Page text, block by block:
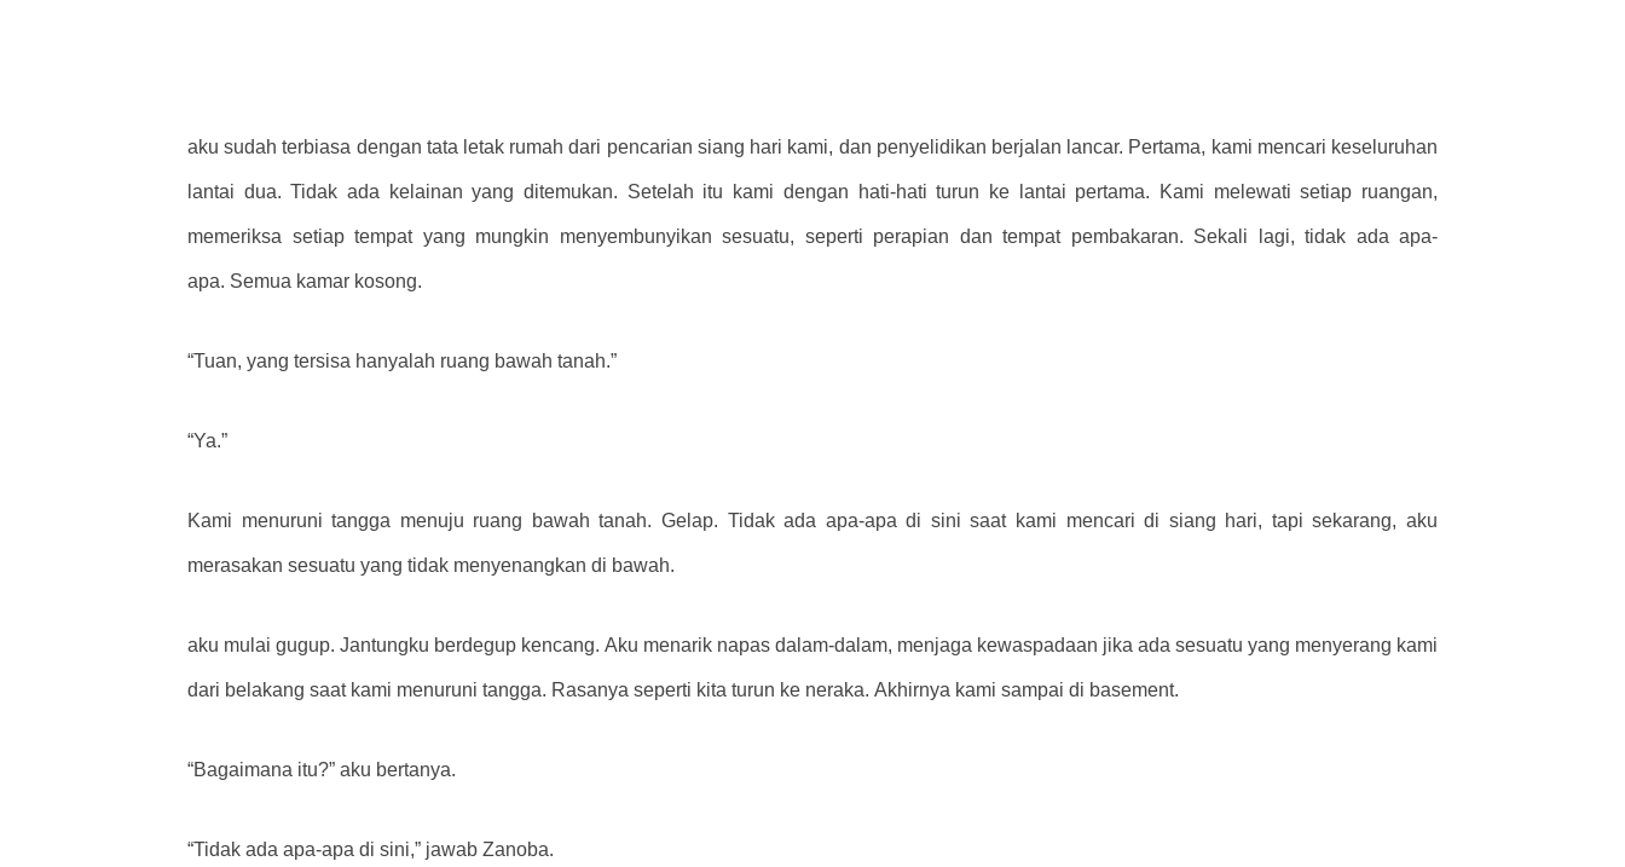
aku sudah terbiasa dengan tata letak rumah dari pencarian siang hari kami, dan penyelidikan berjalan lancar. Pertama, kami mencari keseluruhan
lantai dua. Tidak ada kelainan yang ditemukan. Setelah itu kami dengan hati-hati turun ke lantai pertama. Kami melewati setiap ruangan,
memeriksa setiap tempat yang mungkin menyembunyikan sesuatu, seperti perapian dan tempat pembakaran. Sekali lagi, tidak ada apa-
apa. Semua kamar kosong.
“Tuan, yang tersisa hanyalah ruang bawah tanah.”
“Ya.”
Kami menuruni tangga menuju ruang bawah tanah. Gelap. Tidak ada apa-apa di sini saat kami mencari di siang hari, tapi sekarang, aku
merasakan sesuatu yang tidak menyenangkan di bawah.
aku mulai gugup. Jantungku berdegup kencang. Aku menarik napas dalam-dalam, menjaga kewaspadaan jika ada sesuatu yang menyerang kami
dari belakang saat kami menuruni tangga. Rasanya seperti kita turun ke neraka. Akhirnya kami sampai di basement.
“Bagaimana itu?” aku bertanya.
“Tidak ada apa-apa di sini,” jawab Zanoba.